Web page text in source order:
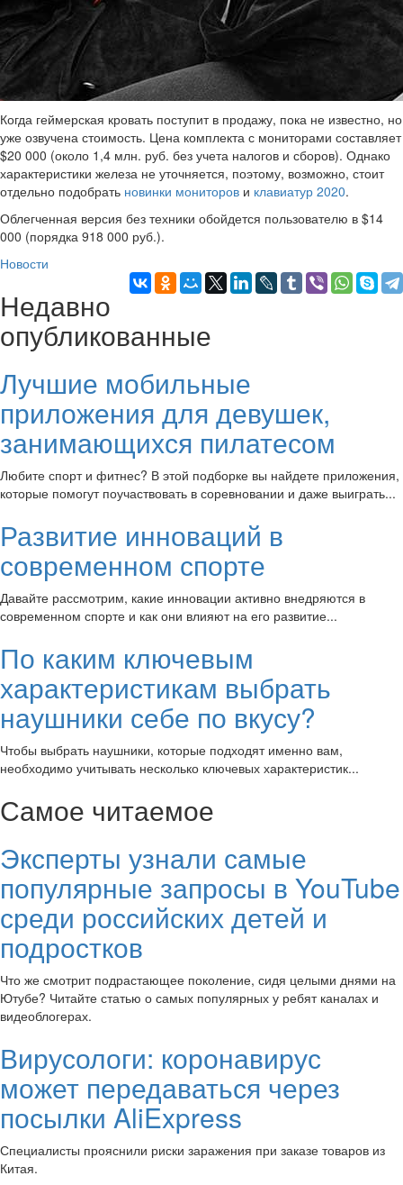
Когда геймерская кровать поступит в продажу, пока не известно, но
уже озвучена стоимость. Цена комплекта с мониторами составляет
$20 000 (около 1,4 млн. руб. без учета налогов и сборов). Однако
характеристики железа не уточняется, поэтому, возможно, стоит
отдельно подобрать новинки мониторов и клавиатур 2020.
Облегченная версия без техники обойдется пользователю в $14
000 (порядка 918 000 руб.).
Новости
Недавно
опубликованные
Лучшие мобильные
приложения для девушек,
занимающихся пилатесом
Любите спорт и фитнес? В этой подборке вы найдете приложения,
которые помогут поучаствовать в соревновании и даже выиграть...
Развитие инноваций в
современном спорте
Давайте рассмотрим, какие инновации активно внедряются в
современном спорте и как они влияют на его развитие...
По каким ключевым
характеристикам выбрать
наушники себе по вкусу?
Чтобы выбрать наушники, которые подходят именно вам,
необходимо учитывать несколько ключевых характеристик...
Самое читаемое
Эксперты узнали самые
популярные запросы в YouTube
среди российских детей и
подростков
Что же смотрит подрастающее поколение, сидя целыми днями на
Ютубе? Читайте статью о самых популярных у ребят каналах и
видеоблогерах.
Вирусологи: коронавирус
может передаваться через
посылки AliExpress
Специалисты прояснили риски заражения при заказе товаров из
Китая.